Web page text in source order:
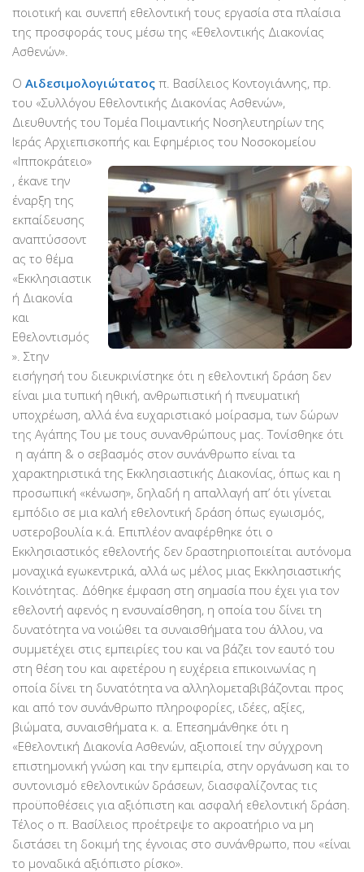
Βραβεύσεις
Εθελοντές
Εκπαίδευση
Θεωρητική
Υποστήριξη
Εποπτεία
Ομάδες Στήριξης
Εμπειρίες
Μικρές ιστορίες
Στήριξέ μας
Με τραπεζική κατάθεση
PayPal
Δράσεις
Τομείς
Νοσοκομεία
Διακονία Κατ οίκον
Φιλοξενία Κατ οίκον
Συνεργαζόμενοι Φορείς
Εκδηλώσεις
Ανακοινώσεις
Αρχείο Ανακοινώσεων
Υποστηρικτές
Δωρητές
Χορηγοί
Χορηγοί Επικοινωνίας
Επικοινωνία
ποιοτική και συνεπή εθελοντική τους εργασία στα πλαίσια
της προσφοράς τους μέσω της «Εθελοντικής Διακονίας
Ασθενών».
Ο Αιδεσιμολογιώτατος π. Βασίλειος Κοντογιάννης, πρ.
του «Συλλόγου Εθελοντικής Διακονίας Ασθενών»,
Διευθυντής του Τομέα Ποιμαντικής Νοσηλευτηρίων της
Ιεράς Αρχιεπισκοπής και Εφημέριος του Νοσοκομείου
«Ιπποκράτειο»
, έκανε την
έναρξη της
εκπαίδευσης
αναπτύσσοντ
ας το θέμα
«Εκκλησιαστικ
ή Διακονία
και
Εθελοντισμός
». Στην
εισήγησή του διευκρινίστηκε ότι η εθελοντική δράση δεν
είναι μια τυπική ηθική, ανθρωπιστική ή πνευματική
υποχρέωση, αλλά ένα ευχαριστιακό μοίρασμα, των δώρων
της Αγάπης Του με τους συνανθρώπους μας. Τονίσθηκε ότι
η αγάπη & ο σεβασμός στον συνάνθρωπο είναι τα
χαρακτηριστικά της Εκκλησιαστικής Διακονίας, όπως και η
προσωπική «κένωση», δηλαδή η απαλλαγή απ’ ότι γίνεται
εμπόδιο σε μια καλή εθελοντική δράση όπως εγωισμός,
υστεροβουλία κ.ά. Επιπλέον αναφέρθηκε ότι ο
Εκκλησιαστικός εθελοντής δεν δραστηριοποιείται αυτόνομα
μοναχικά εγωκεντρικά, αλλά ως μέλος μιας Εκκλησιαστικής
Κοινότητας. Δόθηκε έμφαση στη σημασία που έχει για τον
εθελοντή αφενός η ενσυναίσθηση, η οποία του δίνει τη
δυνατότητα να νοιώθει τα συναισθήματα του άλλου, να
συμμετέχει στις εμπειρίες του και να βάζει τον εαυτό του
στη θέση του και αφετέρου η ευχέρεια επικοινωνίας η
οποία δίνει τη δυνατότητα να αλληλομεταβιβάζονται προς
και από τον συνάνθρωπο πληροφορίες, ιδέες, αξίες,
βιώματα, συναισθήματα κ. α. Επεσημάνθηκε ότι η
«Εθελοντική Διακονία Ασθενών, αξιοποιεί την σύγχρονη
επιστημονική γνώση και την εμπειρία, στην οργάνωση και το
συντονισμό εθελοντικών δράσεων, διασφαλίζοντας τις
προϋποθέσεις για αξιόπιστη και ασφαλή εθελοντική δράση.
Τέλος ο π. Βασίλειος προέτρεψε το ακροατήριο να μη
διστάσει τη δοκιμή της έγνοιας στο συνάνθρωπο, που «είναι
το μοναδικά αξιόπιστο ρίσκο».